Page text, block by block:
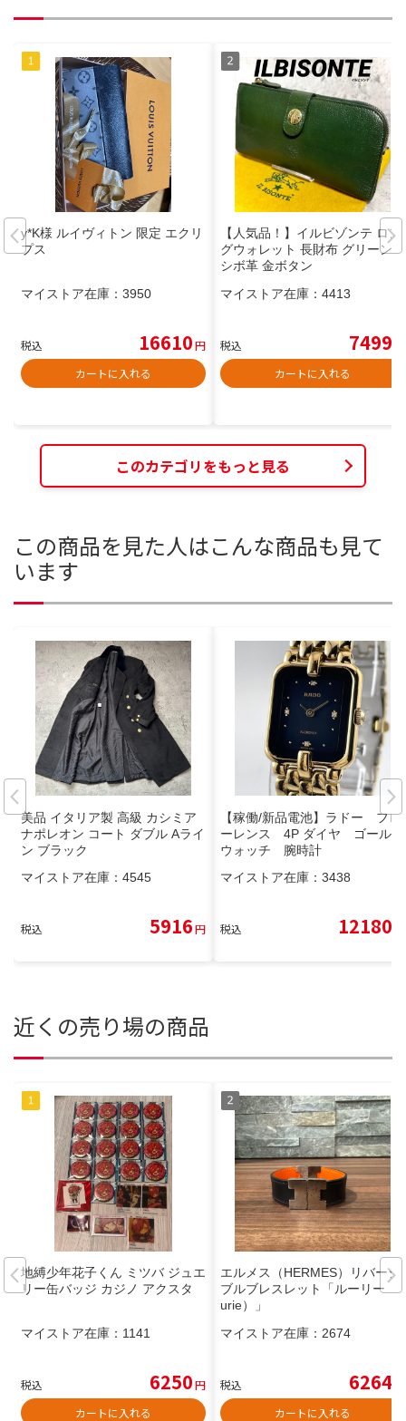
y*K様 ルイヴィトン 限定 エクリ
プス
マイストア在庫： 3950
税込 16610円
カートに入れる
【人気品！】イルビゾンテ ロン
グウォレット 長財布 グリーン
シボ革 金ボタン
マイストア在庫： 4413
税込 7499
カートに入れる
このカテゴリをもっと見る
この商品を見た人はこんな商品も見て
います
美品 イタリア製 高級 カシミア
ナポレオン コート ダブル Aライ
ン ブラック
マイストア在庫： 4545
税込 5916円
【稼働/新品電池】ラドー フロ
ーレンス 4P ダイヤ ゴールド
ウォッチ 腕時計
マイストア在庫： 3438
税込 12180
近くの売り場の商品
地縛少年花子くん ミツバ ジュエ
リー缶バッジ カジノ アクスタ
マイストア在庫： 1141
税込 6250円
カートに入れる
エルメス（HERMES）リバーシ
ブルブレスレット「ルーリー（L
urie）」
マイストア在庫： 2674
税込 6264
カートに入れる